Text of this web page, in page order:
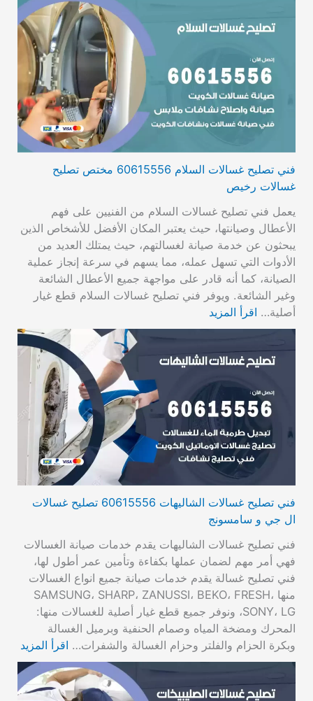
فني تصليح غسالات السلام 60615556 مختص تصليح
غسالات رخيص
يعمل فني تصليح غسالات السلام من الفنيين على فهم
الأعطال وصيانتها، حيث يعتبر المكان الأفضل للأشخاص الذين
يبحثون عن خدمة صيانة لغسالتهم، حيث يمتلك العديد من
الأدوات التي تسهل عمله، مما يسهم في سرعة إنجاز عملية
الصيانة، كما أنه قادر على مواجهة جميع الأعطال الشائعة
وغير الشائعة. ويوفر فني تصليح غسالات السلام قطع غيار
أصلية… اقرأ المزيد
فني تصليح غسالات الشاليهات 60615556 تصليح غسالات
ال جي و سامسونج
فني تصليح غسالات الشاليهات يقدم خدمات صيانة الغسالات
فهي أمر مهم لضمان عملها بكفاءة وتأمين عمر أطول لها،
فني تصليح غسالة يقدم خدمات صيانة جميع انواع الغسالات
منها SAMSUNG، SHARP، ZANUSSI، BEKO، FRESH،
SONY، LG، ونوفر جميع قطع غيار أصلية للغسالات منها:
المحرك ومضخة المياه وصمام الحنفية وبرميل الغسالة
وبكرة الحزام والفلتر وحزام الغسالة والشفرات… اقرأ المزيد